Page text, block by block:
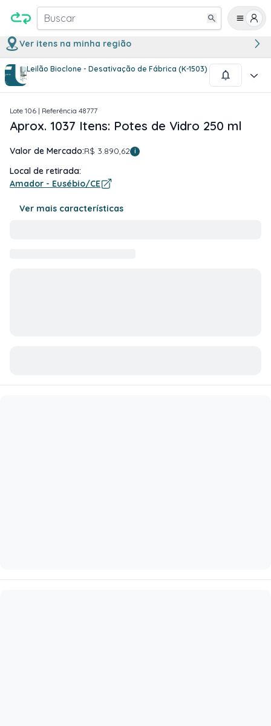
Buscar
Ver itens na minha região
Leilão Bioclone - Desativação de Fábrica (K-1503)
1/1
Lote 106 | Referência 48777
Aprox. 1037 Itens: Potes de Vidro 250 ml
Valor de Mercado:R$ 3.890,62 i
Local de retirada:
Amador - Eusébio/CE
Ver mais características